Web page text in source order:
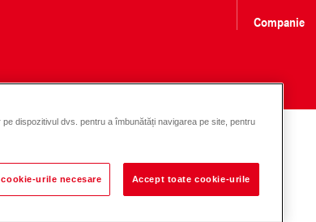
Companie
dispozitivul dvs. pentru a îmbunătăți navigarea pe site, pentru
urile necesare Accept toate cookie-urile